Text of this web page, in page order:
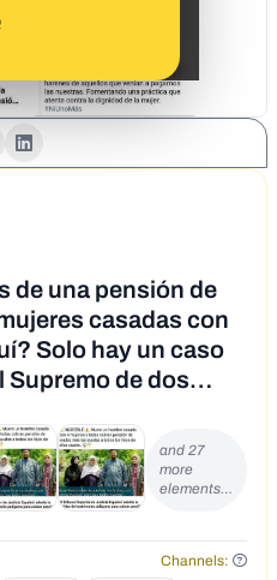
de una pensión de
casadas con
Solo hay un caso
Supremo de dos
and 27
more
elements…
Channels: